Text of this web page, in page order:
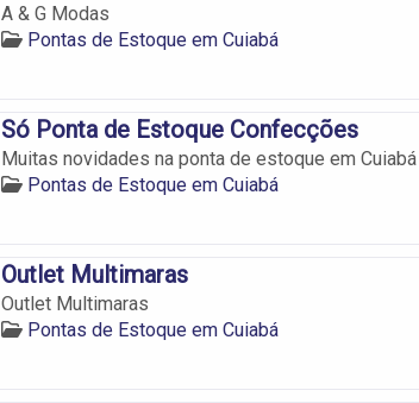
A & G Modas
Pontas de Estoque em Cuiabá
Só Ponta de Estoque Confecções
Muitas novidades na ponta de estoque em Cuiabá
Pontas de Estoque em Cuiabá
Outlet Multimaras
Outlet Multimaras
Pontas de Estoque em Cuiabá